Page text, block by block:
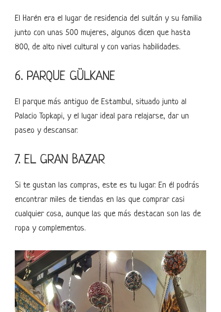
El Harén era el lugar de residencia del sultán y su familia
junto con unas 500 mujeres, algunos dicen que hasta
800, de alto nivel cultural y con varias habilidades.
6. PARQUE GÜLKANE
El parque más antiguo de Estambul, situado junto al
Palacio Topkapi, y el lugar ideal para relajarse, dar un
paseo y descansar.
7. EL GRAN BAZAR
Si te gustan las compras, este es tu lugar. En él podrás
encontrar miles de tiendas en las que comprar casi
cualquier cosa, aunque las que más destacan son las de
ropa y complementos.